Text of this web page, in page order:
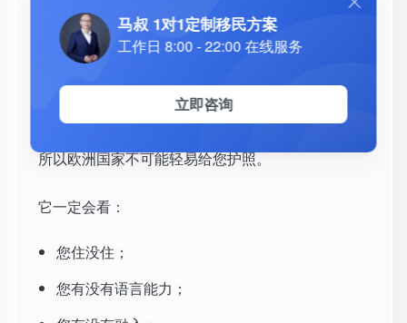
当然，具体教育、医疗、福利和长期居住安排，还
要遵守各个国家当地规定。
但选择权已经完全不同。
所以欧洲国家不可能轻易给您护照。
它一定会看：
您住没住；
您有没有语言能力；
马叔 1对1定制移民方案
工作日 8:00 - 22:00 在线服务
立即咨询